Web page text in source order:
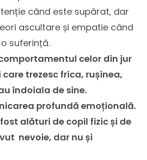
când este supărat, dar
ascultare și empatie când
suferință.
celor din jur
trezesc frica, rușinea,
îndoiala de sine.
profundă emoțională.
alături de copil fizic și de
nevoie, dar nu și